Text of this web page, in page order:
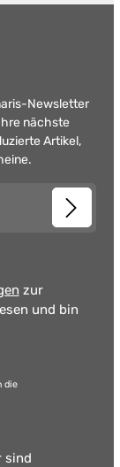
Newsletter
nächste
Artikel,
zur
und bin
die
sind